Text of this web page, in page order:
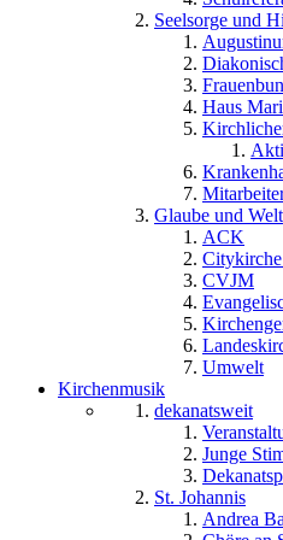
Seelsorge und
Haus
Glaube und Welt
ACK
CVJM
Umwelt
Kirchenmusik
dekanatsweit
Junge
St. Johannis
Andrea